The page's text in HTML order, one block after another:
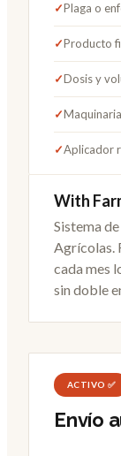
✓Plaga o
✓Producto
✓Dosis y
✓
✓Aplicador
With
Sistema
Agrícolas.
cada mes
sin doble
ACTIVO ✅
Envío